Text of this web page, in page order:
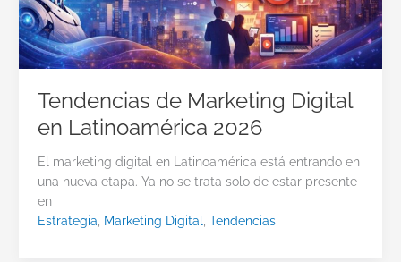
Tendencias de Marketing Digital
en Latinoamérica 2026
El marketing digital en Latinoamérica está entrando en
una nueva etapa. Ya no se trata solo de estar presente
en
Estrategia Marketing Digital Tendencias